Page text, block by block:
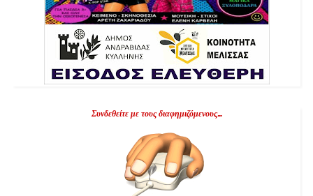
Συνδεθείτε με τους διαφημιζόμενους...